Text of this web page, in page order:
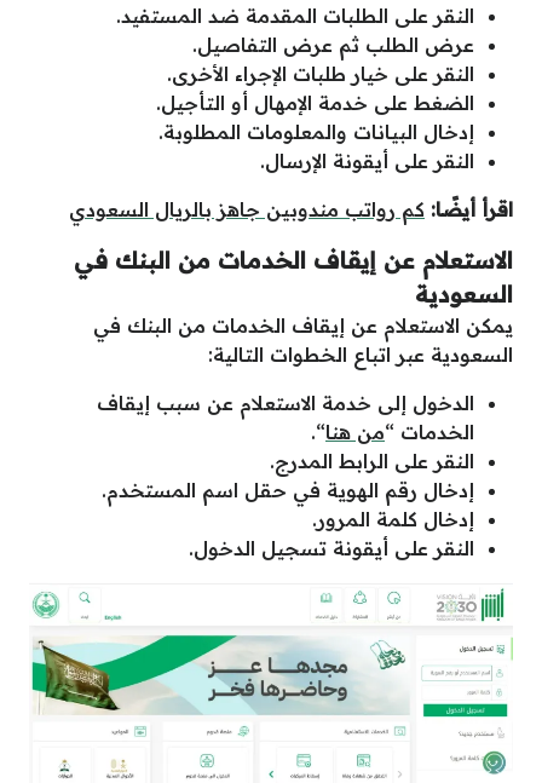
النقر على الطلبات المقدمة ضد المستفيد.
عرض الطلب ثم عرض التفاصيل.
النقر على خيار طلبات الإجراء الأخرى.
الضغط على خدمة الإمهال أو التأجيل.
إدخال البيانات والمعلومات المطلوبة.
النقر على أيقونة الإرسال.
اقرأ أيضًا: كم رواتب مندوبين جاهز بالريال السعودي
الاستعلام عن إيقاف الخدمات من البنك في
السعودية
يمكن الاستعلام عن إيقاف الخدمات من البنك في
السعودية عبر اتباع الخطوات التالية:
الدخول إلى خدمة الاستعلام عن سبب إيقاف
الخدمات “من هنا“.
النقر على الرابط المدرج.
إدخال رقم الهوية في حقل اسم المستخدم.
إدخال كلمة المرور.
النقر على أيقونة تسجيل الدخول.